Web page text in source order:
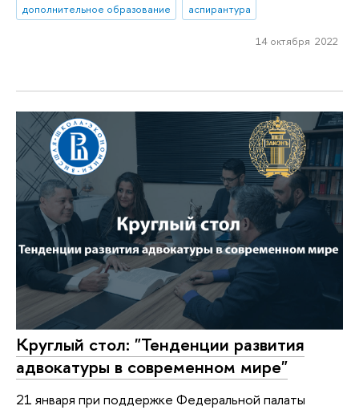
дополнительное образование
аспирантура
14 октября 2022
Круглый стол: "Тенденции развития
адвокатуры в современном мире"
21 января при поддержке Федеральной палаты